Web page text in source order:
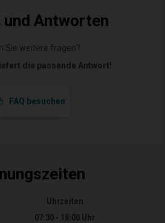
und Antworten
Sie weitere fragen?
die passende Antwort!
FAQ besuchen
Uhrzeiten
07:30 - 18:00 Uhr